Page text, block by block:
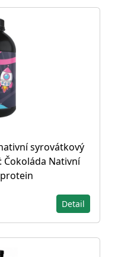
syrovátkový
Čokoláda Nativní
Detail